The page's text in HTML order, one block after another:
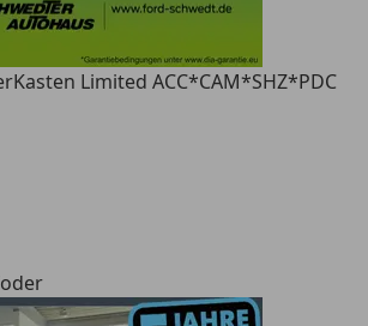
Kasten Limited ACC*CAM*SHZ*PDC